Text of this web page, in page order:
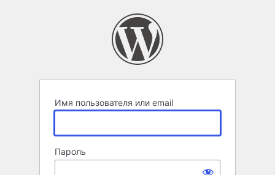
Имя пользователя или email
Пароль